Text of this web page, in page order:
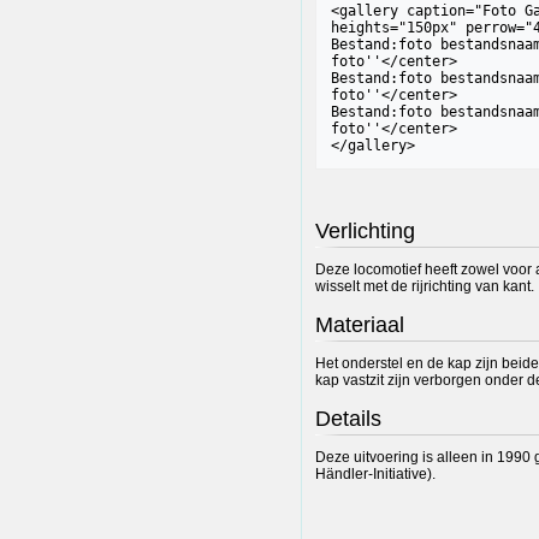
<gallery caption="Foto
heights="150px"
Bestand:foto
foto''</center>
Bestand:foto
foto''</center>
Bestand:foto
foto''</center>
Verlichting
Deze locomotief heeft zowel
wisselt met de rijrichting van kant.
Materiaal
Het onderstel en de kap zijn
kap vastzit zijn verborgen onder
Details
Deze uitvoering is alleen in 1990
Händler-Initiative).